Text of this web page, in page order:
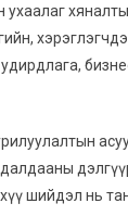
ухаалаг
шийдэл нь